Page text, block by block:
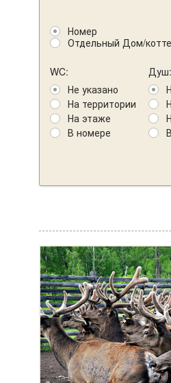
Номер
Отдельный Дом/
WC:
Не указано
На территории
На этаже
В номере
Душ: